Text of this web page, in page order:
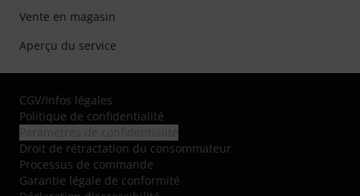
Vente en magasin
Aperçu du service
CGV/Infos légales
Politique de confidentialité
Droit de rétractation du consommateur
Processus de commande
Garantie légale de conformité